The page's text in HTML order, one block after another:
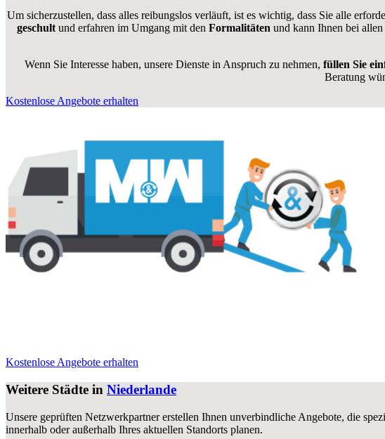
Um sicherzustellen, dass alles reibungslos verläuft, ist es wichtig, dass Sie alle
geschult und erfahren im Umgang mit den Formalitäten und kann Ihnen bei
Wenn Sie Interesse haben, unsere Dienste in Anspruch zu nehmen, füllen Sie
Beratung
Kostenlose Angebote erhalten
Kostenlose Angebote erhalten
Weitere Städte in Niederlande
Unsere geprüften Netzwerkpartner erstellen Ihnen unverbindliche Angebote, die
innerhalb oder außerhalb Ihres aktuellen Standorts planen.